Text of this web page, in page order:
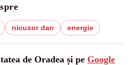
nicusor dan energie
de Oradea și pe Google